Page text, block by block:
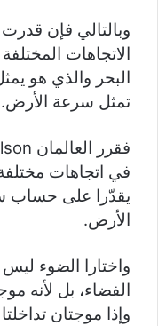
وبالتالي فإن
الاتجاهات
البحر والذي هو
تمثل سرعة الأرض.
في اتجاهات
يقدّرا على حساب
الأرض.
واختارا الضوء
الفضاء، بل لأنه
وإذا موجتان